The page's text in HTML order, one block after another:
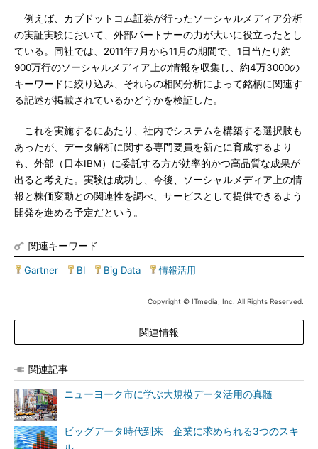
例えば、カブドットコム証券が行ったソーシャルメディア分析
の実証実験において、外部パートナーの力が大いに役立ったとし
ている。同社では、2011年7月から11月の期間で、1日当たり約
900万行のソーシャルメディア上の情報を収集し、約4万3000の
キーワードに絞り込み、それらの相関分析によって銘柄に関連す
る記述が掲載されているかどうかを検証した。
これを実施するにあたり、社内でシステムを構築する選択肢も
あったが、データ解析に関する専門要員を新たに育成するより
も、外部（日本IBM）に委託する方が効率的かつ高品質な成果が
出ると考えた。実験は成功し、今後、ソーシャルメディア上の情
報と株価変動との関連性を調べ、サービスとして提供できるよう
開発を進める予定だという。
関連キーワード
Gartner BI Big Data 情報活用
Copyright © ITmedia, Inc. All Rights Reserved.
関連情報
関連記事
ニューヨーク市に学ぶ大規模データ活用の真髄
ビッグデータ時代到来 企業に求められる3つのスキ